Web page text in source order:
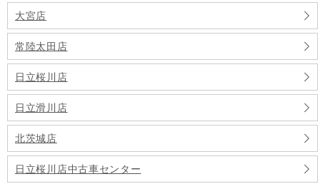
大宮店
常陸太田店
日立桜川店
日立滑川店
北茨城店
日立桜川店中古車センター